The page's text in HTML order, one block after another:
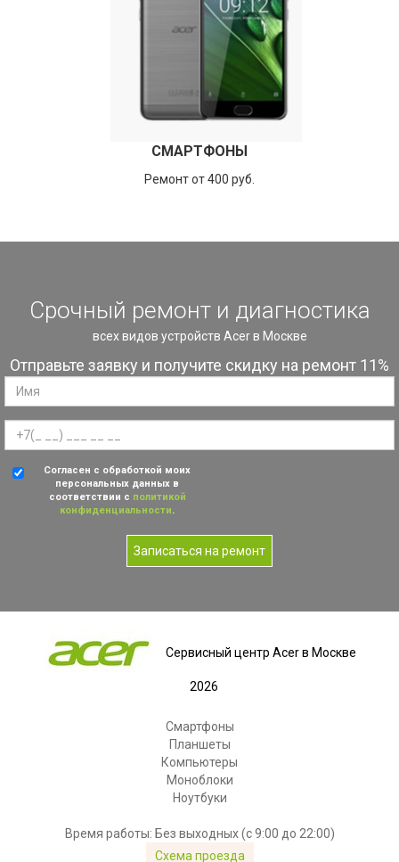
СМАРТФОНЫ
Ремонт от 400 руб.
Срочный ремонт и диагностика
всех видов устройств Acer в Москве
Отправьте заявку и получите скидку на ремонт 11%
Согласен с обработкой моих
персональных данных в
соответствии с политикой
конфиденциальности.
Записаться на ремонт
Сервисный центр Acer в Москве
2026
Смартфоны
Планшеты
Компьютеры
Моноблоки
Ноутбуки
Время работы: Без выходных (с 9:00 до 22:00)
Схема проезда